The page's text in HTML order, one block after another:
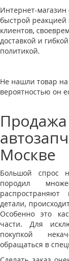
Интернет-магазин
быстрой реакцией
клиентов,
доставкой и
политикой.
Не нашли товар
вероятностью он
Москве
Большой спрос
породил
детали,
Особенно это
части. Для
покупкой
обращаться в